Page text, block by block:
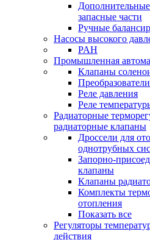
запасные части
Ручные
Насосы высокого
PAH
Промышленная
Клапаны
Реле давления
Реле
Радиаторные
радиаторные клапаны
Дроссели для
однотрубных
Запорно-
клапаны
Клапаны
Комплекты
отопления
Показать все
Регуляторы
действия